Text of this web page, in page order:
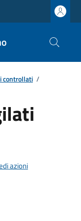
controllati /
azioni